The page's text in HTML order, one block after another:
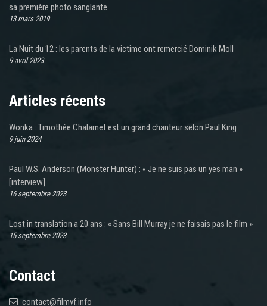
sa première photo sanglante
13 mars 2019
La Nuit du 12 : les parents de la victime ont remercié Dominik Moll
9 avril 2023
Articles récents
Wonka : Timothée Chalamet est un grand chanteur selon Paul King
9 juin 2024
Paul W.S. Anderson (Monster Hunter) : « Je ne suis pas un yes man »
[interview]
16 septembre 2023
Lost in translation a 20 ans : « Sans Bill Murray je ne faisais pas le film »
15 septembre 2023
Contact
contact@filmvf.info